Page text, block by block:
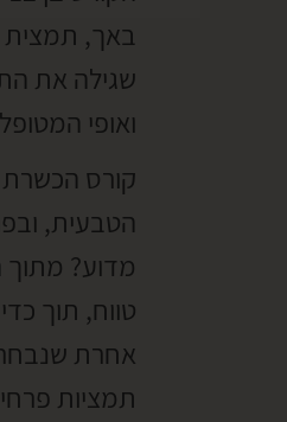
באך, תמצית
שגילה את
ואופי
קורס
הטבעית,
מדוע? מתוך
טווח, תוך
אחרת
תמציות